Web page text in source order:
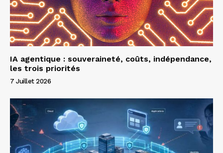
IA agentique : souveraineté, coûts, indépendance,
les trois priorités
7 Juillet 2026